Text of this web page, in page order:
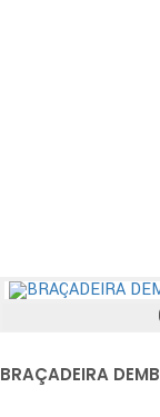
BRAÇADEIRA